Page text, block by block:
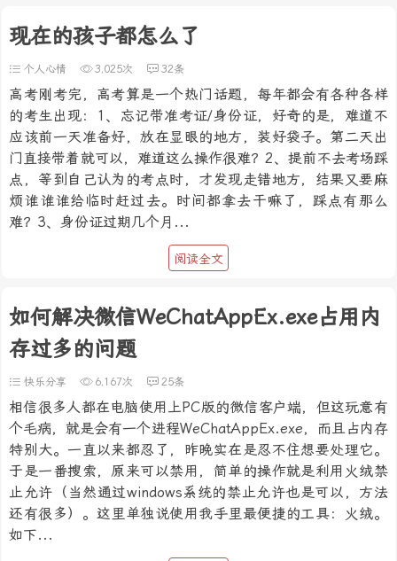
现在的孩子都怎么了
个人心情 3,025次 32条
高考刚考完，高考算是一个热门话题，每年都会有各种各样
的考生出现：1、忘记带准考证/身份证，好奇的是，难道不
应该前一天准备好，放在显眼的地方，装好袋子。第二天出
门直接带着就可以，难道这么操作很难？2、提前不去考场踩
点，等到自己认为的考点时，才发现走错地方，结果又要麻
烦谁谁谁给临时赶过去。时间都拿去干嘛了，踩点有那么
难？3、身份证过期几个月...
阅读全文
如何解决微信WeChatAppEx.exe占用内
存过多的问题
快乐分享 6,167次 25条
相信很多人都在电脑使用上PC版的微信客户端，但这玩意有
个毛病，就是会有一个进程WeChatAppEx.exe，而且占内存
特别大。一直以来都忍了，昨晚实在是忍不住想要处理它。
于是一番搜索，原来可以禁用，简单的操作就是利用火绒禁
止允许（当然通过windows系统的禁止允许也是可以，方法
还有很多）。这里单独说使用我手里最便捷的工具：火绒。
如下...